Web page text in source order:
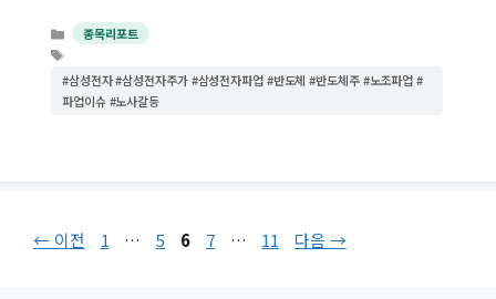
카
고
리
종목리포트
그
#삼성전자 #삼성전자주가 #삼성전자파업 #반도체 #반도체주 #노조파업 #
파업이슈 #노사갈등
←이전
페
1 …
페
5
페
6
페
7 …
페
11 다음 →